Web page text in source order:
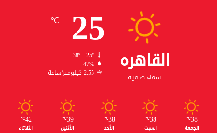
القاهره
سماء صافية
25
℃
38º - 25º
47%
2.55 كيلومتر/ساعة
38
℃
الجمعة
38
℃
السبت
38
℃
الأحد
39
℃
الأثنين
42
℃
الثلاثاء